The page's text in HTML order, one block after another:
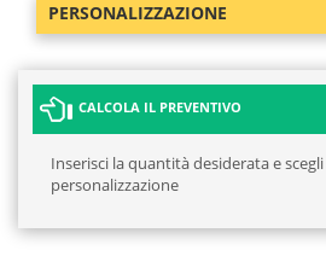
PERSONALIZZAZIONE
CALCOLA IL PREVENTIVO
Inserisci la quantità desiderata e
personalizzazione